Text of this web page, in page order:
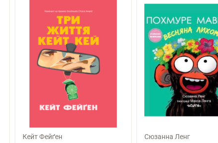
Кейт Фейґен Сюзанна Ленг